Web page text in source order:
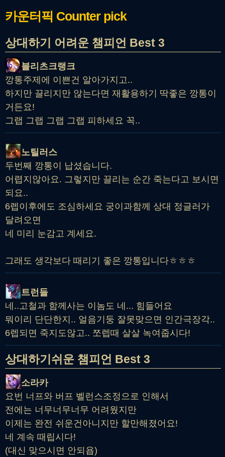
카운터픽 Counter pick
상대하기 어려운 챔피언 Best 3
블리츠크랭크
깡통주제에 이쁜건 알아가지고..
하지만 끌리지만 않는다면 재활용하기 딱좋은 깡통이
거든요!
그랩 그랩 그랩 그랩 피하세요 꼭..
노틸러스
두번째 깡통이 납셨습니다.
어렵지않아요. 그렇지만 끌리는 순간 죽는다고 보시면
되요..
6렙이후에도 조심하세요 궁이과함께 상대 정글러가
달려오면
네 미리 눈감고 계세요.
그래도 생각보다 때리기 좋은 깡통입니다ㅎㅎㅎ
트런들
네..고철과 함께사는 이놈도 네... 힘들어요
뭐이리 단단한지.. 얼음기둥 잘못맞으면 인간극장각..
6렙되면 죽지도않고.. 쪼렙때 살살 녹여줍시다!
상대하기쉬운 챔피언 Best 3
소라카
요번 너프와 버프 벨런스조정으로 인해서
전에는 너무너무너무 어려웠지만
이제는 완전 쉬운건아니지만 할만해졌어요!
네 계속 때립시다!
(대신 맞으시면 안되욥)